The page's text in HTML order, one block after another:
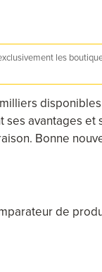
les
avantages et
Bonne
de